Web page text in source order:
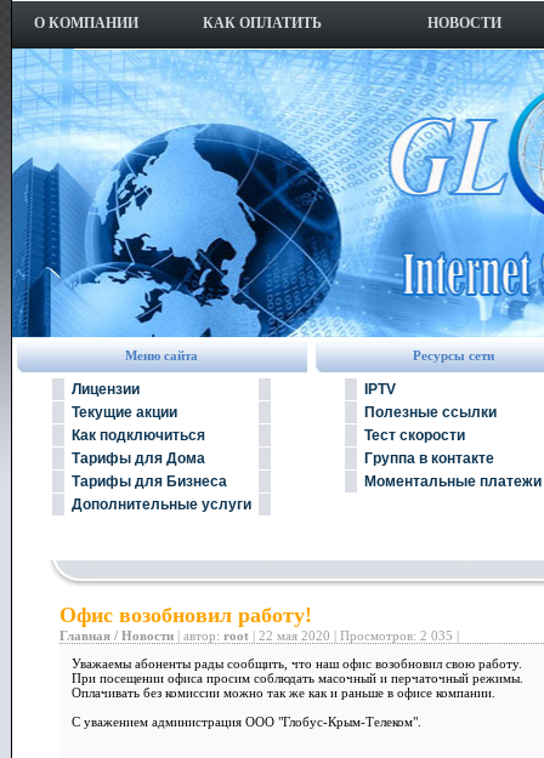
О КОМПАНИИ КАК ОПЛАТИТЬ НОВОСТИ
Меню сайта
Лицензии
Текущие акции
Как подключиться
Тарифы для Дома
Тарифы для Бизнеса
Дополнительные услуги
Ресурсы сети
IPTV
Полезные ссылки
Тест скорости
Группа в контакте
Моментальные платежи
Офис возобновил работу!
Главная / Новости | автор: root | 22 мая 2020 | Просмотров: 2 035 |
Уважаемы абоненты рады сообщить, что наш офис возобновил свою работу.
При посещении офиса просим соблюдать масочный и перчаточный режимы.
Оплачивать без комиссии можно так же как и раньше в офисе компании.
С уважением администрация ООО "Глобус-Крым-Телеком".